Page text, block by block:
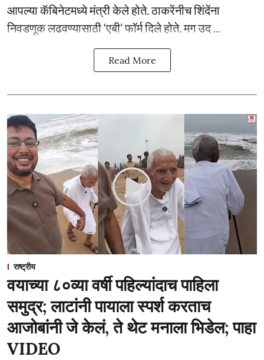
आपल्या कॅबिनेटमध्ये मंत्री केले होते. ठाकरेंनीच शिंदेंना
निवडणूक लढवण्यासाठी ‘एबी’ फॉर्म दिले होते. मग उद ...
Read More
राष्ट्रीय
वयाच्या ८०व्या वर्षी पहिल्यांदाच पाहिला
समुद्र; लाटांनी पायाला स्पर्श करताच
आजोबांनी जे केलं, ते थेट मनाला भिडेल; पाहा
VIDEO